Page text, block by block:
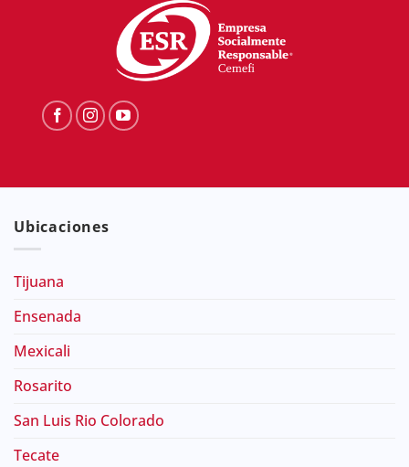
Ubicaciones
Tijuana
Ensenada
Mexicali
Rosarito
San Luis Rio Colorado
Tecate